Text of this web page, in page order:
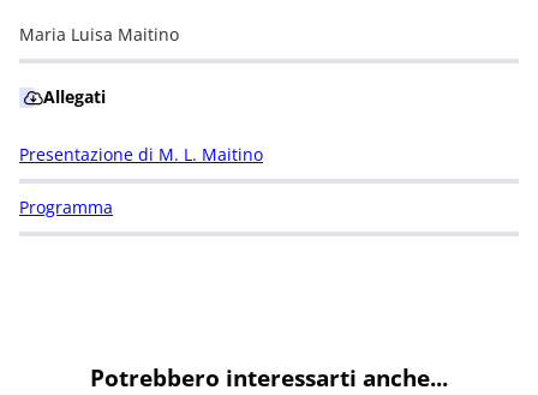
Maria Luisa Maitino
Allegati
Presentazione di M. L. Maitino
Programma
Potrebbero interessarti anche...